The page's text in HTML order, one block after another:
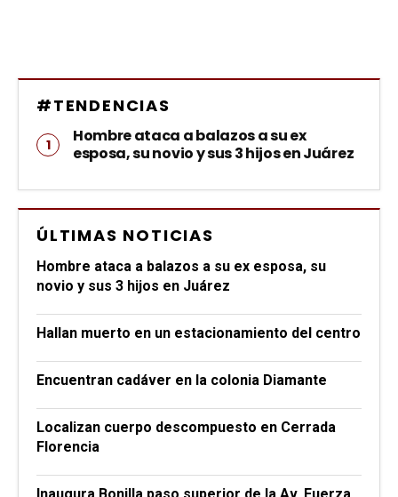
#TENDENCIAS
Hombre ataca a balazos a su ex
esposa, su novio y sus 3 hijos en Juárez
ÚLTIMAS NOTICIAS
Hombre ataca a balazos a su ex esposa, su
novio y sus 3 hijos en Juárez
Hallan muerto en un estacionamiento del centro
Encuentran cadáver en la colonia Diamante
Localizan cuerpo descompuesto en Cerrada
Florencia
Inaugura Bonilla paso superior de la Av. Fuerza